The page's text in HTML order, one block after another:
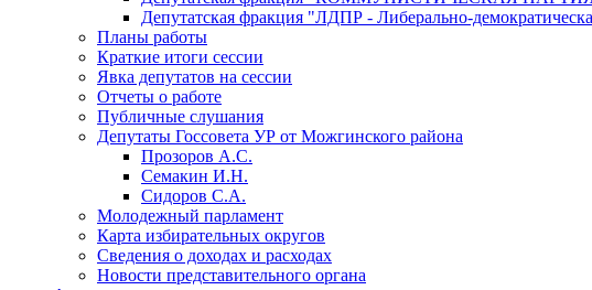
Депутатская фракция "ЛДПР - Либерально-
Планы работы
Краткие итоги сессии
Явка депутатов на сессии
Отчеты о работе
Публичные слушания
Депутаты Госсовета УР от Можгинского района
Прозоров А.С.
Семакин И.Н.
Сидоров С.А.
Молодежный парламент
Карта избирательных округов
Сведения о доходах и расходах
Новости представительного органа